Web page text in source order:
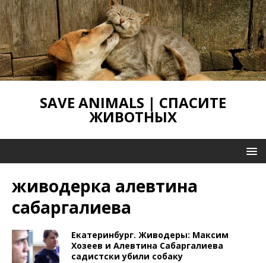
SAVE ANIMALS | СПАСИТЕ
ЖИВОТНЫХ
живодерка алевтина
сабаргалиева
Екатеринбург. Живодеры: Максим
Хозеев и Алевтина Сабаргалиева
садистски убили собаку